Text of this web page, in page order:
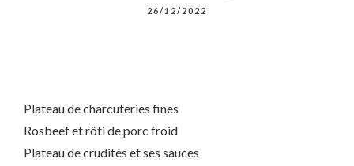
26/12/2022
Plateau de charcuteries fines
Rosbeef et rôti de porc froid
Plateau de crudités et ses sauces